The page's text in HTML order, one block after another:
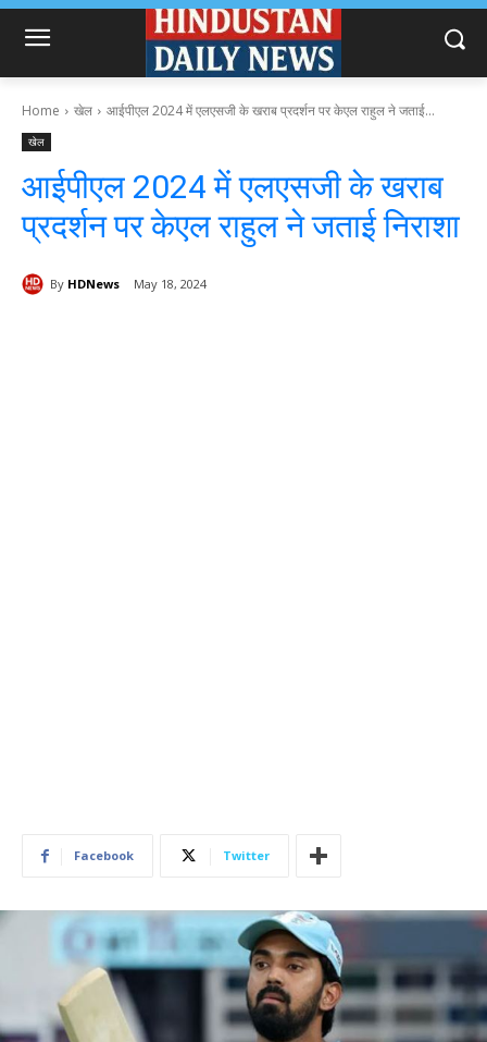
Home खेल आईपीएल 2024 में एलएसजी के खराब प्रदर्शन पर केएल राहुल ने जताई...
खेल
आईपीएल 2024 में एलएसजी के खराब
प्रदर्शन पर केएल राहुल ने जताई निराशा
By HDNews May 18, 2024
Facebook Twitter